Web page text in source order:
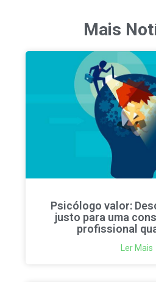
Mais
Psicólogo valor:
justo para uma
profissional
Ler Mais